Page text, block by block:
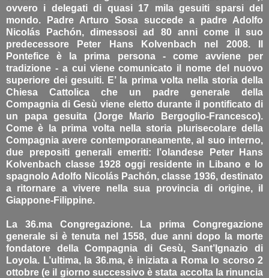
ovvero i delegati di quasi 17 mila gesuiti sparsi del
mondo. Padre Arturo Sosa succede a padre Adolfo
Nicolás Pachón, dimessosi ad 80 anni come il suo
predecessore Peter Hans Kolvenbach nel 2008. Il
Pontefice è la prima persona - come avviene per
tradizione - a cui viene comunicato il nome del nuovo
superiore dei gesuiti. E’ la prima volta nella storia della
Chiesa Cattolica che un padre generale della
Compagnia di Gesù viene eletto durante il pontificato di
un papa gesuita (Jorge Mario Bergoglio-Francesco).
Come è la prima volta nella storia plurisecolare della
Compagnia avere contemporaneamente, al suo interno,
due prepositi generali emeriti: l’olandese Peter Hans
Kolvenbach classe 1928 oggi residente in Libano e lo
spagnolo Adolfo Nicolás Pachón, classe 1936, destinato
a ritornare a vivere nella sua provincia di origine, il
Giappone-Filippine.
La 36.ma Congregazione. La prima Congregazione
generale si è tenuta nel 1558, due anni dopo la morte
fondatore della Compagnia di Gesù, Sant’Ignazio di
Loyola. L’ultima, la 36.ma, è iniziata a Roma lo scorso 2
ottobre (e il giorno successivo è stata accolta la rinuncia